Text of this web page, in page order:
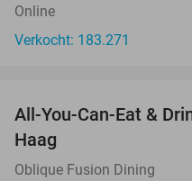
Online
Verkocht: 183.271
All-You-Can-Eat &
Haag
Oblique Fusion Dining